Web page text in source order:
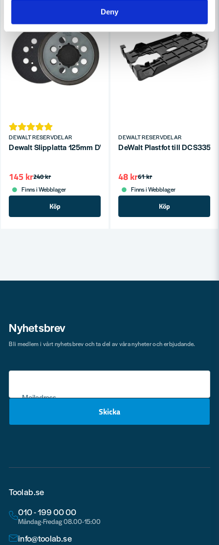
Deny
DEWALT RESERVDELAR
Dewalt Slipplatta 125mm DWE6423 & DCW210
240 kr
145 kr
Finns i Webblager
Köp
DEWALT RESERVDELAR
DeWalt Plastfot till DCS335 /
61 kr
48 kr
Finns i Webblager
Köp
Nyhetsbrev
Mejladress
Skicka
Bli medlem i vårt nyhetsbrev och ta del av våra nyheter och erbjudande.
Toolab.se
010 - 199 00 00
Måndag-Fredag 08.00-15:00
info@toolab.se